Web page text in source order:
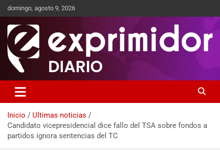
domingo, agosto 9, 2026
Exprimidor media
Inicio
Ultimas noticias
Candidato vicepresidencial dice fallo del TSA sobre fondos a
partidos ignora sentencias del TC